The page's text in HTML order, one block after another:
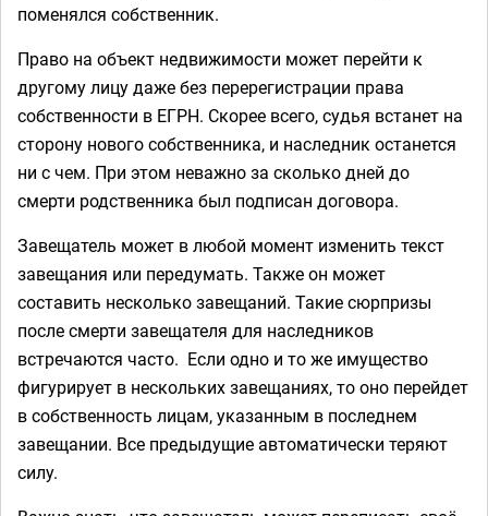
поменялся собственник.
Право на объект недвижимости может перейти к
другому лицу даже без перерегистрации права
собственности в ЕГРН. Скорее всего, судья встанет на
сторону нового собственника, и наследник останется
ни с чем. При этом неважно за сколько дней до
смерти родственника был подписан договора.
Завещатель может в любой момент изменить текст
завещания или передумать. Также он может
составить несколько завещаний. Такие сюрпризы
после смерти завещателя для наследников
встречаются часто. Если одно и то же имущество
фигурирует в нескольких завещаниях, то оно перейдет
в собственность лицам, указанным в последнем
завещании. Все предыдущие автоматически теряют
силу.